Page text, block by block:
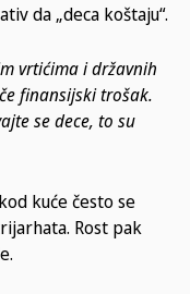
da „deca koštaju“.
vrtićima i državnih
finansijski trošak.
se dece, to su
kuće često se
Rost pak